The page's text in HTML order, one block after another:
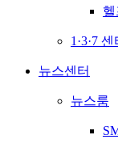
1·3·7 센
뉴스센터
뉴스룸